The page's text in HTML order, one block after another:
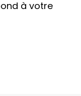
à votre